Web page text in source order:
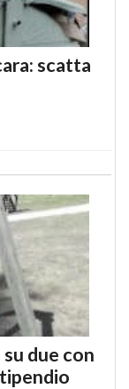
scatta
due con